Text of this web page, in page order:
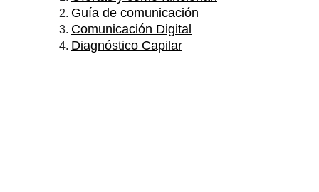
Guía de comunicación
Comunicación Digital
Diagnóstico Capilar